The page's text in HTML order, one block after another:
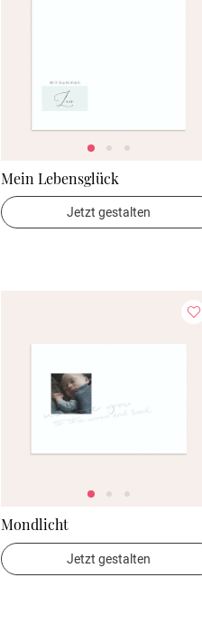
Mein Lebensglück
Jetzt gestalten
Mondlicht
Jetzt gestalten